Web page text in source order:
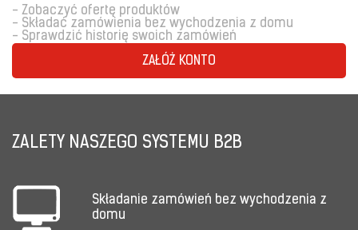
- Zobaczyć ofertę produktów
- Składać zamówienia bez wychodzenia z domu
- Sprawdzić historię swoich zamówień
ZAŁÓŻ KONTO
ZALETY NASZEGO SYSTEMU B2B
Składanie zamówień bez wychodzenia z
domu